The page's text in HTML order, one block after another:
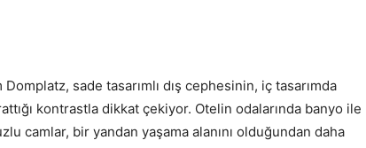
sade tasarımlı dış cephesinin, iç tasarımda
kontrastla dikkat çekiyor. Otelin odalarında banyo ile
camlar, bir yandan yaşama alanını olduğundan daha